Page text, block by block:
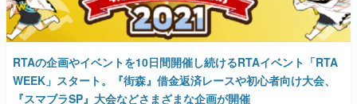
RTAの企画やイベントを10日間開催し続けるRTAイベント「RTA
WEEK」スタート。『街森』借金返済レースや初心者向け大会、
『スマブラSP』大会などさまざまな企画が開催